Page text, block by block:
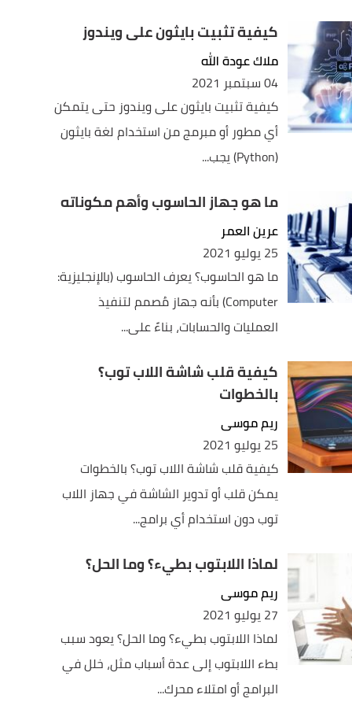
كيفية تثبيت بايثون على ويندوز
ملاك عودة الله
04 سبتمبر 2021
كيفية تثبيت بايثون على ويندوز حتى يتمكن
أي مطور أو مبرمج من استخدام لغة بايثون
(Python) يجب...
ما هو جهاز الحاسوب وأهم مكوناته
عرين العمر
25 يوليو 2021
ما هو الحاسوب؟ يعرف الحاسوب (بالإنجليزية:
Computer) بأنه جهاز مُصمم لتنفيذ
العمليات والحسابات، بناءً على...
كيفية قلب شاشة اللاب توب؟
بالخطوات
ريم موسى
25 يوليو 2021
كيفية قلب شاشة اللاب توب؟ بالخطوات
يمكن قلب أو تدوير الشاشة في جهاز اللاب
توب دون استخدام أي برامج...
لماذا اللابتوب بطيء؟ وما الحل؟
ريم موسى
27 يوليو 2021
لماذا اللابتوب بطيء؟ وما الحل؟ يعود سبب
بطء اللابتوب إلى عدة أسباب مثل، خلل في
البرامج أو امتلاء محرك...